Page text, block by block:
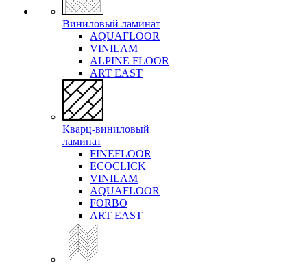
Виниловый ламинат
AQUAFLOOR
VINILAM
ALPINE FLOOR
ART EAST
Кварц-виниловый
ламинат
FINEFLOOR
ECOCLICK
VINILAM
AQUAFLOOR
FORBO
ART EAST